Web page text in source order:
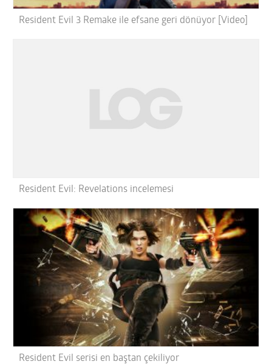
Resident Evil 3 Remake ile efsane geri dönüyor [Video]
Resident Evil: Revelations incelemesi
Resident Evil serisi en baştan çekiliyor